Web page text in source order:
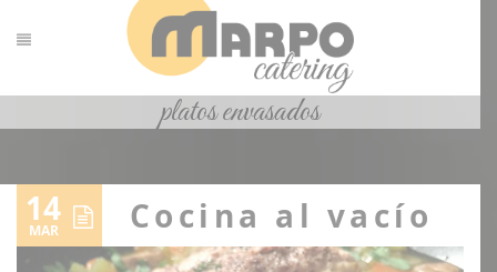
platos envasados
14
MAR Cocina al vacío